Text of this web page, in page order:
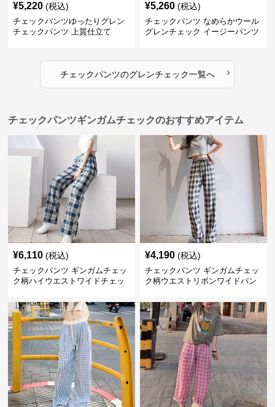
¥5,220 (税込)
チェックパンツゆったりグレン
チェックパンツ 上質仕立て
¥5,260 (税込)
チェックパンツ なめらかウール
グレンチェック イージーパンツ
チェックパンツのグレンチェック一覧へ ›
チェックパンツギンガムチェックのおすすめアイテム
¥6,110 (税込)
チェックパンツ ギンガムチェッ
ク柄ハイウエストワイドチェッ
¥4,190 (税込)
チェックパンツ ギンガムチェッ
ク柄ウエストリボンワイドパン